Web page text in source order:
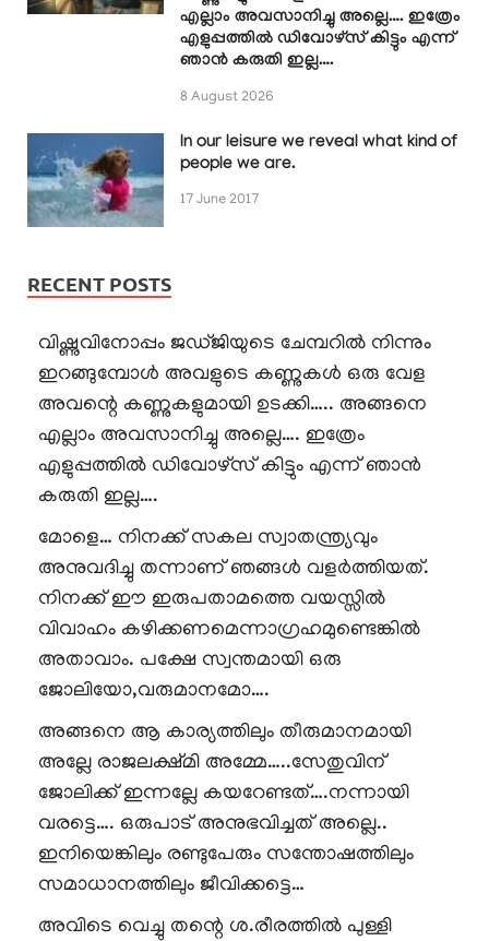
എല്ലാം അവസാനിച്ചു അല്ലെ…. ഇത്രേം
എളുപ്പത്തിൽ ഡിവോഴ്സ് കിട്ടും എന്ന്
ഞാൻ കരുതി ഇല്ല….
8 August 2026
In our leisure we reveal what kind of
people we are.
17 June 2017
RECENT POSTS
വിഷ്ണുവിനോപ്പം ജഡ്ജിയുടെ ചേമ്പറിൽ നിന്നും
ഇറങ്ങുമ്പോൾ അവളുടെ കണ്ണുകൾ ഒരു വേള
അവന്റെ കണ്ണുകളുമായി ഉടക്കി….. അങ്ങനെ
എല്ലാം അവസാനിച്ചു അല്ലെ…. ഇത്രേം
എളുപ്പത്തിൽ ഡിവോഴ്സ് കിട്ടും എന്ന് ഞാൻ
കരുതി ഇല്ല….
മോളെ… നിനക്ക് സകല സ്വാതന്ത്ര്യവും
അനുവദിച്ചു തന്നാണ് ഞങ്ങൾ വളർത്തിയത്.
നിനക്ക് ഈ ഇരുപതാമത്തെ വയസ്സിൽ
വിവാഹം കഴിക്കണമെന്നാഗ്രഹമുണ്ടെങ്കിൽ
അതാവാം. പക്ഷേ സ്വന്തമായി ഒരു
ജോലിയോ,വരുമാനമോ….
അങ്ങനെ ആ കാര്യത്തിലും തീരുമാനമായി
അല്ലേ രാജലക്ഷ്മി അമ്മേ…..സേതുവിന്
ജോലിക്ക് ഇന്നല്ലേ കയറേണ്ടത്….നന്നായി
വരട്ടെ…. ഒരുപാട് അനുഭവിച്ചത് അല്ലെ..
ഇനിയെങ്കിലും രണ്ടുപേരും സന്തോഷത്തിലും
സമാധാനത്തിലും ജീവിക്കട്ടെ…
അവിടെ വെച്ചു തന്റെ ശ.രീരത്തിൽ പുള്ളി